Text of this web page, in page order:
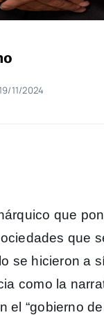
11/2024
que
que
se hicieron a
como la
el “gobierno